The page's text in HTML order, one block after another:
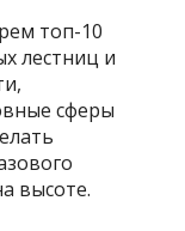
топ-10
лестниц и
сферы
высоте.